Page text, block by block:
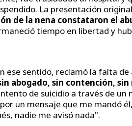
La presentación
de la nena constataron el
tiempo en libertad y
ese sentido, reclamó la falta
abogado, sin contención, sin
de suicidio a través de
un mensaje que me mandó
nadie me avisó nada".